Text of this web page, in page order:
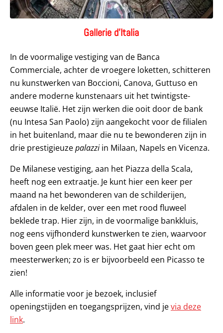
Gallerie d’Italia
In de voormalige vestiging van de Banca
Commerciale, achter de vroegere loketten, schitteren
nu kunstwerken van Boccioni, Canova, Guttuso en
andere moderne kunstenaars uit het twintigste-
eeuwse Italië. Het zijn werken die ooit door de bank
(nu Intesa San Paolo) zijn aangekocht voor de filialen
in het buitenland, maar die nu te bewonderen zijn in
drie prestigieuzepalazziin Milaan, Napels en Vicenza.
De Milanese vestiging, aan het Piazza della Scala,
heeft nog een extraatje. Je kunt hier een keer per
maand na het bewonderen van de schilderijen,
afdalen in de kelder, over een met rood fluweel
beklede trap. Hier zijn, in de voormalige bankkluis,
nog eens vijfhonderd kunstwerken te zien, waarvoor
boven geen plek meer was. Het gaat hier echt om
meesterwerken; zo is er bijvoorbeeld een Picasso te
zien!
Alle informatie voor je bezoek, inclusief
openingstijden en toegangsprijzen, vind jevia deze
link.